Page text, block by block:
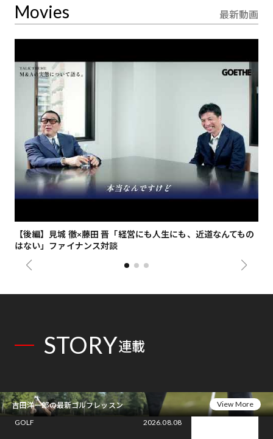
Movies 最新動画
【後編】見城 徹×藤田 晋「経営にも人生にも、近道なんてもの
はない」ファイナンス対談
STORY連載
吉田洋一郎の最新ゴルフレッスン
View More
GOLF
2026.08.08